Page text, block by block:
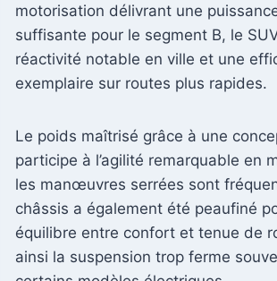
motorisation délivrant une
suffisante pour le segment B, le
réactivité notable en ville et une
exemplaire sur routes plus rapides.
Le poids maîtrisé grâce à une
participe à l’agilité remarquable en
les manœuvres serrées sont
châssis a également été peaufiné
équilibre entre confort et tenue de
ainsi la suspension trop ferme